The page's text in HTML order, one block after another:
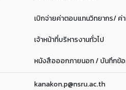
เบิกจ่ายค่าตอบแทนวิทยากร/ ค่
เจ้าหน้าที่บริหารงานทั่วไป
หนังสือออกภายนอก / บันทึกข้
kanakon.p@nsru.ac.th